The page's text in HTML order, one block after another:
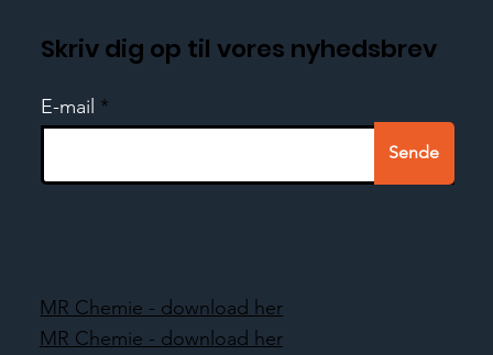
Skriv dig op til vores nyhedsbrev
E-mail
Sende
MR Chemie - download her
MR Chemie - download her